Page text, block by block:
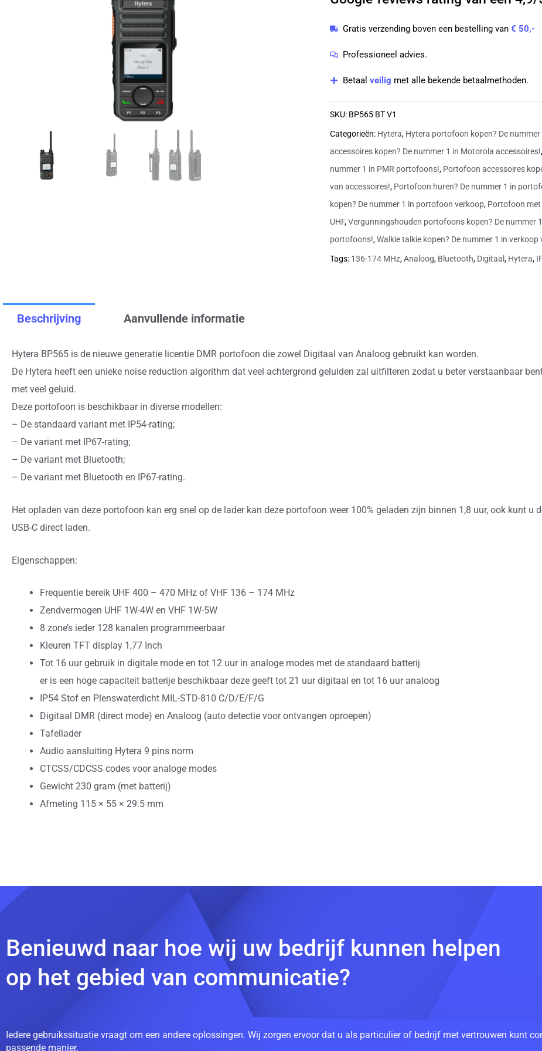
Digitale
portofoon
aantal
Gratis verzending boven een bestelling van€ 50,-
Professioneel advies.
Betaalveilig met alle bekende betaalmethoden.
SKU: BP565 BT V1
Categorieën: Hytera, Hytera portofoon kopen? De nummer
accessoires kopen? De nummer 1 in Motorola accessoires!,
nummer 1 in PMR portofoons!, Portofoon accessoires
van accessoires!, Portofoon huren? De nummer 1 in
kopen? De nummer 1 in portofoon verkoop, Portofoon met
UHF,Vergunningshouden portofoons kopen? De nummer
portofoons!,Walkie talkie kopen? De nummer 1 in verkoop
Tags: 136-174 MHz,Analoog, Bluetooth, Digitaal, Hytera,
Beschrijving Aanvullende informatie
Hytera BP565 is de nieuwe generatie licentie DMR portofoon die zowel Digitaal van Analoog gebruikt kan worden.
De Hytera heeft een unieke noise reduction algorithm dat veel achtergrond geluiden zal uitfilteren zodat u beter verstaanbaar
met veel geluid.
Deze portofoon is beschikbaar in diverse modellen:
– De standaard variant met IP54-rating;
– De variant met IP67-rating;
– De variant met Bluetooth;
– De variant met Bluetooth en IP67-rating.
Het opladen van deze portofoon kan erg snel op de lader kan deze portofoon weer 100% geladen zijn binnen 1,8 uur, ook kunt u
USB-C direct laden.
Eigenschappen:
Frequentie bereik UHF 400 – 470 MHz of VHF 136 – 174 MHz
Zendvermogen UHF 1W-4W en VHF 1W-5W
8 zone’s ieder 128 kanalen programmeerbaar
Kleuren TFT display 1,77 Inch
Tot 16 uur gebruik in digitale mode en tot 12 uur in analoge modes met de standaard batterij
er is een hoge capaciteit batterije beschikbaar deze geeft tot 21 uur digitaal en tot 16 uur analoog
IP54 Stof en Plenswaterdicht MIL-STD-810 C/D/E/F/G
Digitaal DMR (direct mode) en Analoog (auto detectie voor ontvangen oproepen)
Tafellader
Audio aansluiting Hytera 9 pins norm
CTCSS/CDCSS codes voor analoge modes
Gewicht 230 gram (met batterij)
Afmeting 115 × 55 × 29.5 mm
Benieuwd naar hoe wij uw bedrijf kunnen helpen
op het gebied van communicatie?
Iedere gebruikssituatie vraagt om een andere oplossingen. Wij zorgen ervoor dat u als particulier of bedrijf met vertrouwen kunt
passende manier.